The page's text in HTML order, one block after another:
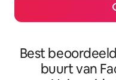
Best
buurt van